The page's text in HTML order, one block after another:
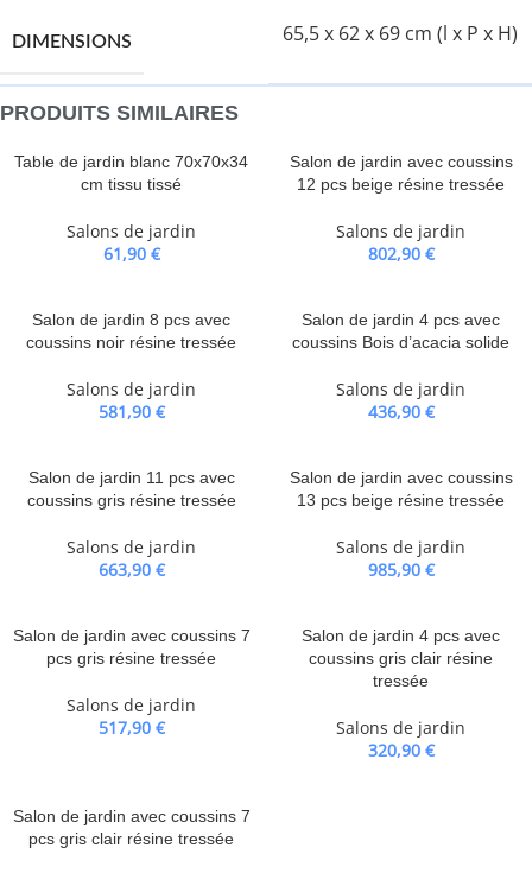
DIMENSIONS 65,5 x 62 x 69 cm (l x P x H)
PRODUITS SIMILAIRES
Table de jardin blanc 70x70x34
cm tissu tissé
Salons de jardin
61,90 €
Salon de jardin avec coussins
12 pcs beige résine tressée
Salons de jardin
802,90 €
Salon de jardin 8 pcs avec
coussins noir résine tressée
Salons de jardin
581,90 €
Salon de jardin 4 pcs avec
coussins Bois d’acacia solide
Salons de jardin
436,90 €
Salon de jardin 11 pcs avec
coussins gris résine tressée
Salons de jardin
663,90 €
Salon de jardin avec coussins
13 pcs beige résine tressée
Salons de jardin
985,90 €
Salon de jardin avec coussins 7
pcs gris résine tressée
Salons de jardin
517,90 €
Salon de jardin 4 pcs avec
coussins gris clair résine
tressée
Salons de jardin
320,90 €
Salon de jardin avec coussins 7
pcs gris clair résine tressée